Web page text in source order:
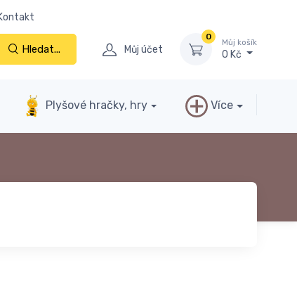
Hledat... Můj účet
0
Můj košík
0 Kč
Plyšové hračky, hry Více